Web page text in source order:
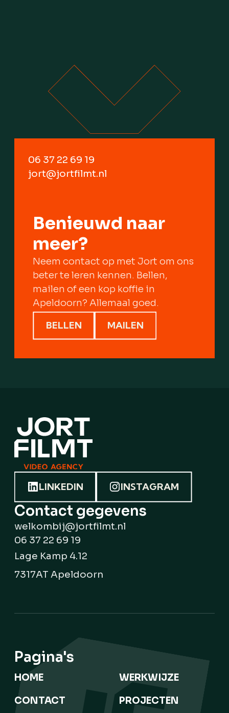
Benieuwd naar
meer?
Neem contact op met Jort om ons
beter te leren kennen. Bellen,
mailen of een kop koffie in
Apeldoorn? Allemaal goed.
BELLEN
MAILEN
06 37 22 69 19
jort@jortfilmt.nl
LINKEDIN INSTAGRAM
Contact gegevens
welkombij@jortfilmt.nl
06 37 22 69 19
Lage Kamp 4.12
7317AT Apeldoorn
Pagina's
HOME
WERKWIJZE
CONTACT
PROJECTEN